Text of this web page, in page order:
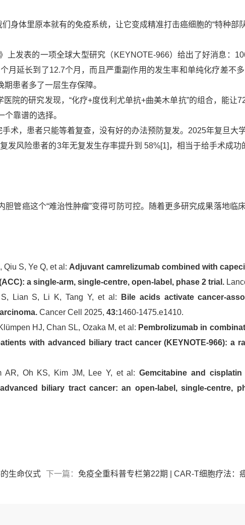
身体里原本就有的免疫系统，让它变成精准打击癌细胞的“特种部
上发表的一项全球大型研究（ KEYNOTE-966）给出了好消息：
个月延长到了12.7个月，而且严重副作用的发生率和单纯化疗差不
患者多了一层生存保障。
院的研究发现， “化疗+度伐利尤单抗+曲美木单抗”的组合，能让
靠谱的选择。
术，患者只能等着复查，没有好的办法预防复发。 2025年复旦大
发风险患者的3年无复发生存率提升到 58%[1] ，相当于给手术成功
胆管癌这个“难治性肿瘤”变得可防可控。随着更多研究成果落地
Qiu S, Ye Q, et al: Adjuvant camrelizumab combined with
a single-arm, single-centre, open-label, phase 2 trial.
Lian S, Li K, Tang Y, et al:
Bile acids activate cancer-
Cancer Cell 2025, 43:1460-1475.e1410.
HJ, Chan SL, Ozaka M, et al: Pembrolizumab in
with advanced biliary tract cancer (KEYNOTE-966): a
AR, Oh KS, Kim JM, Lee Y, et al:Gemcitabine and
biliary tract cancer: an open-label, single-centre,
生命仪式 下一篇： 免疫全重科普专栏第22期 | CAR-T细胞疗法：